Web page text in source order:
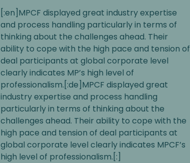
[:en]MPCF displayed great industry expertise
and process handling particularly in terms of
thinking about the challenges ahead. Their
ability to cope with the high pace and tension of
deal participants at global corporate level
clearly indicates MP’s high level of
professionalism.[:de]MPCF displayed great
industry expertise and process handling
particularly in terms of thinking about the
challenges ahead. Their ability to cope with the
high pace and tension of deal participants at
global corporate level clearly indicates MPCF’s
high level of professionalism.[:]